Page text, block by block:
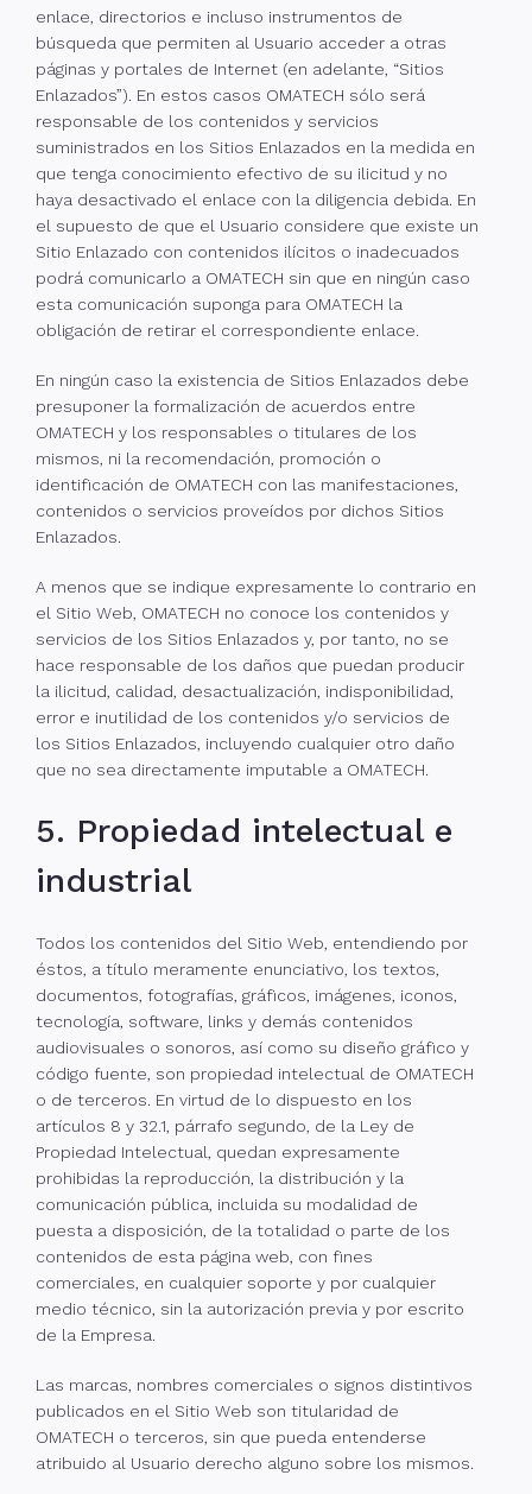
enlace, directorios e incluso instrumentos de
búsqueda que permiten al Usuario acceder a otras
páginas y portales de Internet (en adelante, “Sitios
Enlazados”). En estos casos OMATECH sólo será
responsable de los contenidos y servicios
suministrados en los Sitios Enlazados en la medida en
que tenga conocimiento efectivo de su ilicitud y no
haya desactivado el enlace con la diligencia debida. En
el supuesto de que el Usuario considere que existe un
Sitio Enlazado con contenidos ilícitos o inadecuados
podrá comunicarlo a OMATECH sin que en ningún caso
esta comunicación suponga para OMATECH la
obligación de retirar el correspondiente enlace.
En ningún caso la existencia de Sitios Enlazados debe
presuponer la formalización de acuerdos entre
OMATECH y los responsables o titulares de los
mismos, ni la recomendación, promoción o
identificación de OMATECH con las manifestaciones,
contenidos o servicios proveídos por dichos Sitios
Enlazados.
A menos que se indique expresamente lo contrario en
el Sitio Web, OMATECH no conoce los contenidos y
servicios de los Sitios Enlazados y, por tanto, no se
hace responsable de los daños que puedan producir
la ilicitud, calidad, desactualización, indisponibilidad,
error e inutilidad de los contenidos y/o servicios de
los Sitios Enlazados, incluyendo cualquier otro daño
que no sea directamente imputable a OMATECH.
5. Propiedad intelectual e
industrial
Todos los contenidos del Sitio Web, entendiendo por
éstos, a título meramente enunciativo, los textos,
documentos, fotografías, gráficos, imágenes, iconos,
tecnología, software, links y demás contenidos
audiovisuales o sonoros, así como su diseño gráfico y
código fuente, son propiedad intelectual de OMATECH
o de terceros. En virtud de lo dispuesto en los
artículos 8 y 32.1, párrafo segundo, de la Ley de
Propiedad Intelectual, quedan expresamente
prohibidas la reproducción, la distribución y la
comunicación pública, incluida su modalidad de
puesta a disposición, de la totalidad o parte de los
contenidos de esta página web, con fines
comerciales, en cualquier soporte y por cualquier
medio técnico, sin la autorización previa y por escrito
de la Empresa.
Las marcas, nombres comerciales o signos distintivos
publicados en el Sitio Web son titularidad de
OMATECH o terceros, sin que pueda entenderse
atribuido al Usuario derecho alguno sobre los mismos.